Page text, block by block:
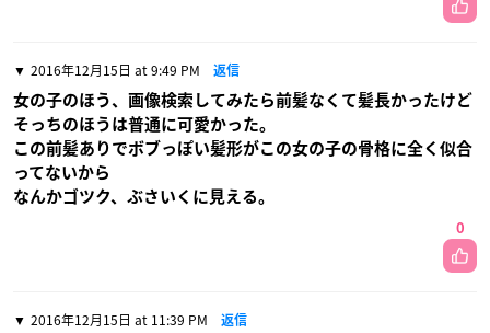
2016年12月15日 at 9:49 PM 返信
女の子のほう、画像検索してみたら前髪なくて髪長かったけど
そっちのほうは普通に可愛かった。
この前髪ありでボブっぽい髪形がこの女の子の骨格に全く似合
ってないから
なんかゴツク、ぶさいくに見える。
0
2016年12月15日 at 11:39 PM 返信